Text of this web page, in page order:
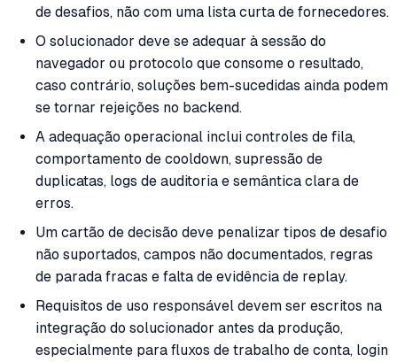
de desafios, não com uma lista curta de fornecedores.
O solucionador deve se adequar à sessão do
navegador ou protocolo que consome o resultado,
caso contrário, soluções bem-sucedidas ainda podem
se tornar rejeições no backend.
A adequação operacional inclui controles de fila,
comportamento de cooldown, supressão de
duplicatas, logs de auditoria e semântica clara de
erros.
Um cartão de decisão deve penalizar tipos de desafio
não suportados, campos não documentados, regras
de parada fracas e falta de evidência de replay.
Requisitos de uso responsável devem ser escritos na
integração do solucionador antes da produção,
especialmente para fluxos de trabalho de conta, login